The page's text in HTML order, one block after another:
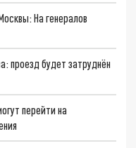
На генералов
проезд будет затруднён
перейти на